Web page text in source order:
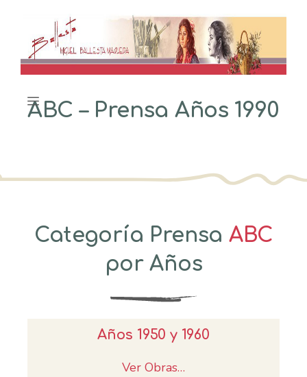
contenido
Menú
ABC – Prensa Años 1990
Categoría Prensa ABC
por Años
Años 1950 y 1960
Ver Obras…